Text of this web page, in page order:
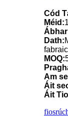
Cód
Méid:
Dath:
MOQ:
Am
Áit
Áit